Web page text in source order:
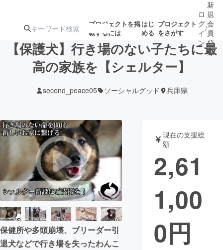
プロジェクトを掲
載するには
はじ
める
プロジェクト
をさがす
ターン
ジェクト
募集終了が近いプ
ロジェクト
されます
アート・写真 音楽
テクノロジー・ガジェット ゲーム・サ
映像・映画
ビジネス・起業
まちづくり・地域活性化
ロ
グ
イ
ン
/
新
規
会
員
登
録
【保護犬】行き場のない子たちに最
高の家族を【シェルター】
second_peace05 ソーシャルグッド 兵庫県
保健所や多頭崩壊、ブリーダー引
退犬などで行き場を失ったわんこ
現在の支援総
額
2,61
1,00
0円